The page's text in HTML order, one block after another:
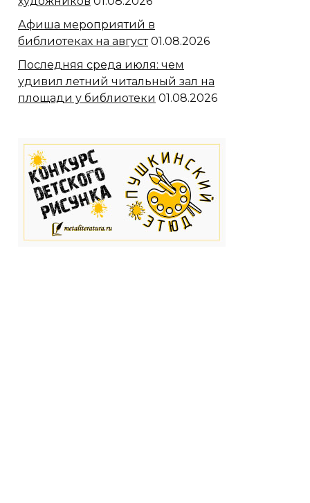
Афиша мероприятий в
библиотеках на август 01.08.2026
Последняя среда июля: чем
удивил летний читальный зал на
площади у библиотеки 01.08.2026